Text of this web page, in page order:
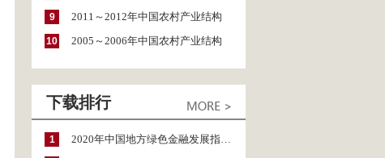
9 2011～2012年中国农村产业结构
10 2005～2006年中国农村产业结构
下载排行
1 2020年中国地方绿色金融发展指数报告